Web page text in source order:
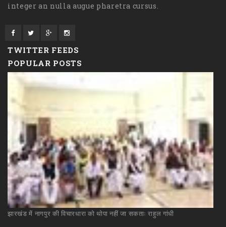
integer an nulla augue pharetra cursus.
TWITTER FEEDS
POPULAR POSTS
झारखंड में नागपुर की विचारधारा को थोपा नहीं जा सकताः राहुल गांधी